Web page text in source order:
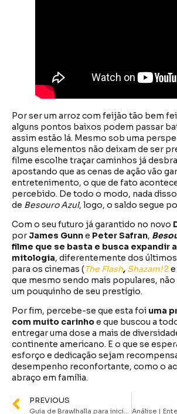
Por ser um arroz com feijão tão bem
alguns pontos baixos podem passar
assim estão lá. Mesmo sob uma
alguns elementos não deixam de ser
filme escolhe traçar caminhos já
apostando que as cenas de ação vão
entretenimento, o que de fato
percebido. De todo o modo, nada
de Besouro Azul, logo, o saldo segue
Com o seu futuro já garantido no novo
por James Gunne Peter Safran,
filme que se basta e busca expandir
mitologia, diferentemente dos
para os cinemas (The Flash, Shazam!2e
que mesmo sendo mais populares, não
um pouquinho de seu prestígio.
Por fim, percebe-se que esta foi uma
com muito carinhoe que buscou a
entregar uma dose a mais de
continente americano. E o que se
esforço e dedicação sejam
desempenho reconfortante, como o
abraço em família.
PREVIOUS